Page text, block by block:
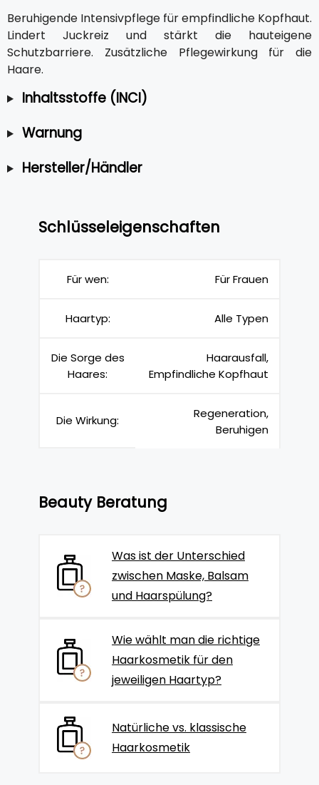
Beruhigende Intensivpflege für empfindliche Kopfhaut.
Lindert Juckreiz und stärkt die hauteigene
Schutzbarriere. Zusätzliche Pflegewirkung für die
Haare.
Inhaltsstoffe (INCI)
Warnung
Hersteller/Händler
Schlüsseleigenschaften
Für wen: Für Frauen
Haartyp: Alle Typen
Die Sorge des
Haares:
Haarausfall,
Empfindliche Kopfhaut
Die Wirkung:
Regeneration,
Beruhigen
Beauty Beratung
Was ist der Unterschied
zwischen Maske, Balsam
und Haarspülung?
Wie wählt man die richtige
Haarkosmetik für den
jeweiligen Haartyp?
Natürliche vs. klassische
Haarkosmetik